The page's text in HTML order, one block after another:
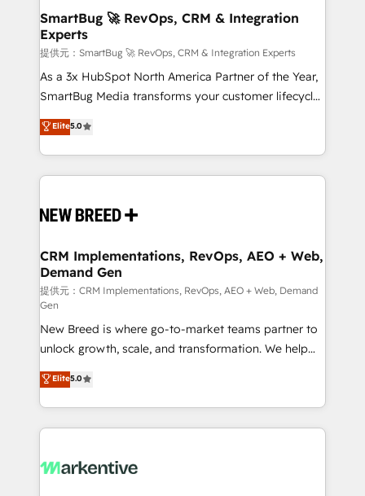
We are built for the work.
を、CRMを軸とした全社共通基盤に再構築します。意
思決定者・PMO・現場担当者に並走します。 1️⃣
HubSpot導入・活用支援 顧客データの一元化から、
GTMの見える化・自動化まで。全Hub統合運用、デー
タ品質設計、グループ横断のCRM統合に対応します。
の一部をAIが自律実行する組織への移行を設計・実装。
Breeze・Claude等をHubSpotと連携させ、役割定義・
革を、構想から実装・定着までPMOとして主導。「設
の統合・浸透・変革管理を実行します。 ▸ CMS戦略設
計・構築：リード獲得・CVR・SEOを前提にした情報設
計・導線設計・テンプレート設計をContent Hubで一体
提供。 ▸ 既存CRM・MAからの移行支援：Salesforce・
Marketo・Pardot等からの移行、カスタム設計、履歴
データ移行と活用設計まで。 ▸ AEO対応：ChatGPT・
ンツとサイト構造を最適化。 🏆 なぜ100incを選ぶの
か？ ✓ HubSpot Eliteパートナー認定 ✓ HubSpotアワ
ード受賞・HUGリーダー ✓ ISO27001:2022 /
HubSpot大百科 出版 CRM・AI活用に関するご相談、現
SmartBug 🚀 RevOps, CRM & Integration
Experts
提供元：SmartBug 🚀 RevOps, CRM & Integration Experts
As a 3x HubSpot North America Partner of the Year,
SmartBug Media transforms your customer lifecycle
into a revenue engine. Our unified ecosystem
includes specialized divisions Globalia (AI &
Software) and Point Success Media (Paid Media),
making this the official home for all three brands. 🔄
and system integrations powered by Globalia’s
trainers to drive platform adoption. 📈 Revenue
Generation - Full-funnel marketing and high-
performance advertising via Point Success Media. -
Expert deployment of Breeze AI and custom agents
to automate growth. 🏆 Elite Excellence - 8 platform
accreditations and deep HIPAA-compliance
expertise. - A team of 250+ experts dedicated to
your resilient growth.
Elite5.0
CRM Implementations, RevOps, AEO + Web,
Demand Gen
提供元：CRM Implementations, RevOps, AEO + Web, Demand
Gen
New Breed is where go-to-market teams partner to
unlock growth, scale, and transformation. We help
companies activate HubSpot’s AI-powered
customer platform and operationalize HubSpot’s
Loop Marketing framework through expert-led
services, smart agents, and purpose-built apps,
results, fast. ⚙️CRM & RevOps: Align all Hubs to your
Elite5.0